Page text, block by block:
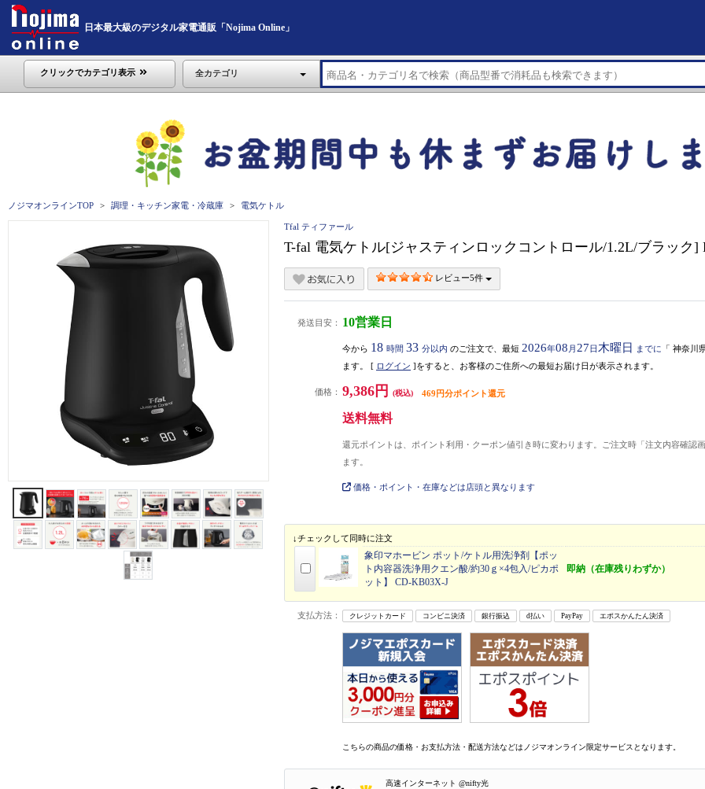
日本最大級のデジタル家電通販「Nojima Online」
クリックでカテゴリ表示 全カテゴリ
ノジマオンラインTOP 調理・キッチン家電・冷蔵庫 電気ケトル
Tfal ティファール
T-fal 電気ケトル[ジャスティンロックコントロール/1.2L/ブラック]
レビュー5件
発送目安： 10営業日
今から 18 時間 33 分以内 のご注文で、最短 2026年08 月 27日 木曜日 までに 「 神奈川
ます。 [ ログイン ]をすると、お客様のご住所への最短お届け日が表示されます。
価格： 9,386円 (税込) 469円分ポイント還元
送料無料
還元ポイントは、ポイント利用・クーポン値引き時に変わります。ご注文時「注文内容確認
ます。
価格・ポイント・在庫などは店頭と異なります
↓チェックして同時に注文
象印マホービン ポット/ケトル用洗浄剤【ポッ
ト内容器洗浄用クエン酸/約30ｇ×4包入/ピカポ
ット】 CD-KB03X-J
即納（在庫残りわずか）
支払方法： クレジットカード コンビニ決済 銀行振込 d払い PayPay エポスかんたん決済
こちらの商品の価格・お支払方法・配送方法などはノジマオンライン限定サービスとなります。
高速インターネット @nifty光